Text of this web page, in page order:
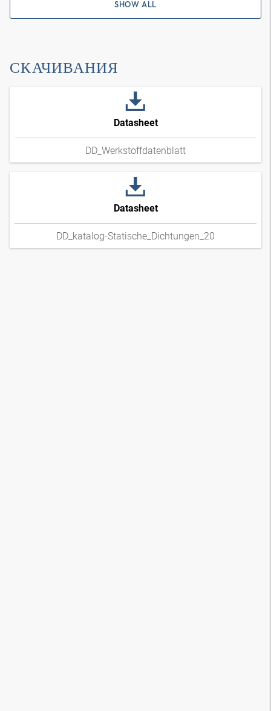
SHOW ALL
СКАЧИВАНИЯ
Datasheet
DD_Werkstoffdatenblatt
Datasheet
DD_katalog-Statische_Dichtungen_20